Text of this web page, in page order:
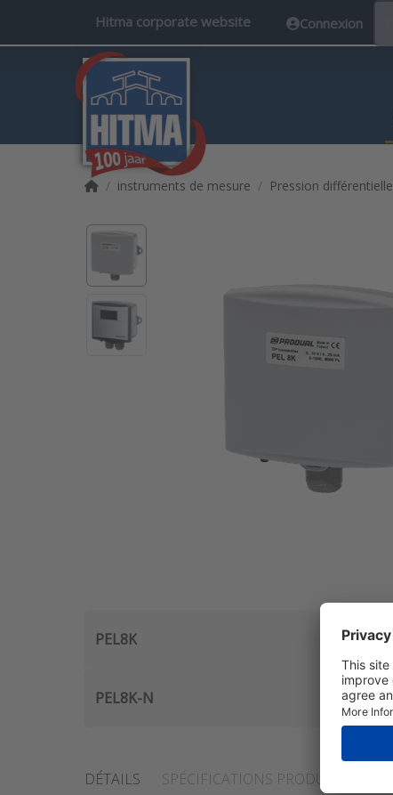
Hitma corporate website Connexion
Accueilinstruments de mesure Pression différentielle
PEL8K
PEL8K-N
DÉTAILS SPÉCIFICATIONS PRODUITS